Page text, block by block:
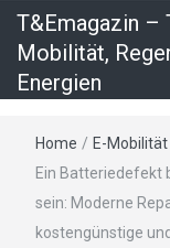
T&Emagazin –
Mobilität,
Energien
Home / E-Mobilität
Ein Batteriedefekt
sein: Moderne
kostengünstige